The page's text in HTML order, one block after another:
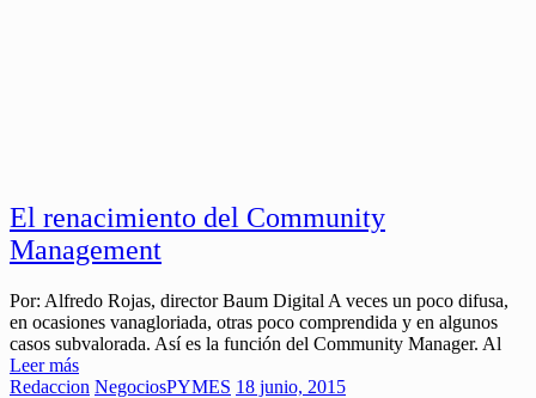
El renacimiento del Community
Management
Por: Alfredo Rojas, director Baum Digital A veces un poco difusa,
en ocasiones vanagloriada, otras poco comprendida y en algunos
casos subvalorada. Así es la función del Community Manager. Al
Leer más
Redaccion NegociosPYMES 18 junio, 2015